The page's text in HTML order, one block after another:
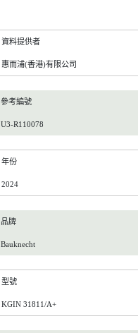
資料提供者
惠而浦(香港)有限公司
參考編號
U3-R110078
年份
2024
品牌
Bauknecht
型號
KGIN 31811/A+